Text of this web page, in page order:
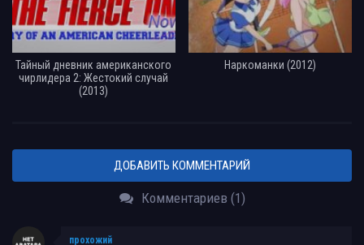
Тайный дневник американского
чирлидера 2: Жестокий случай
(2013)
Наркоманки (2012)
ДОБАВИТЬ КОММЕНТАРИЙ
Комментариев (1)
прохожий